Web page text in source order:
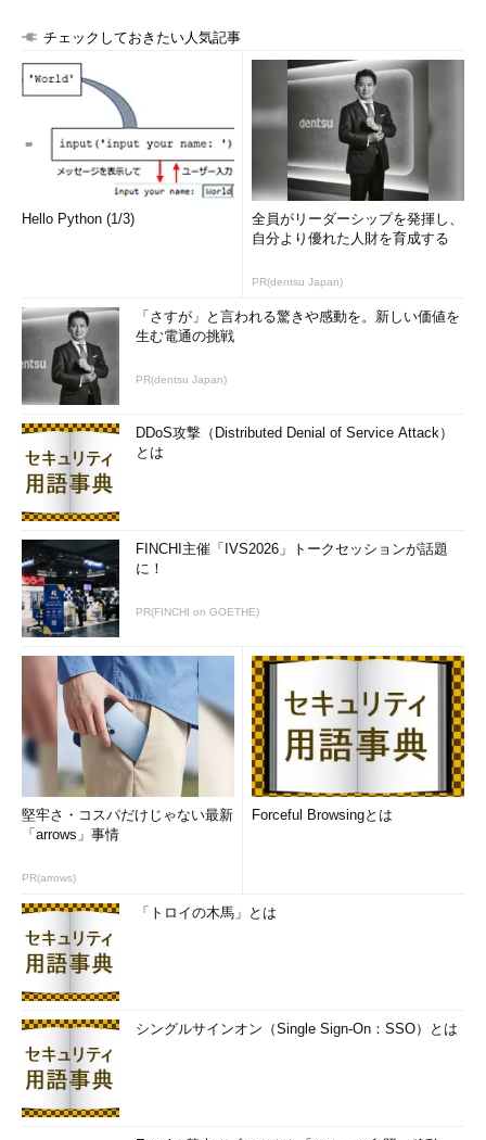
チェックしておきたい人気記事
Hello Python (1/3)
全員がリーダーシップを発揮し、
自分より優れた人財を育成する
PR(dentsu Japan)
「さすが」と言われる驚きや感動を。新しい価値を
生む電通の挑戦
PR(dentsu Japan)
DDoS攻撃（Distributed Denial of Service Attack）
とは
FINCHI主催「IVS2026」トークセッションが話題
に！
PR(FINCHI on GOETHE)
堅牢さ・コスパだけじゃない最新
「arrows」事情
PR(arrows)
Forceful Browsingとは
「トロイの木馬」とは
シングルサインオン（Single Sign-On：SSO）とは